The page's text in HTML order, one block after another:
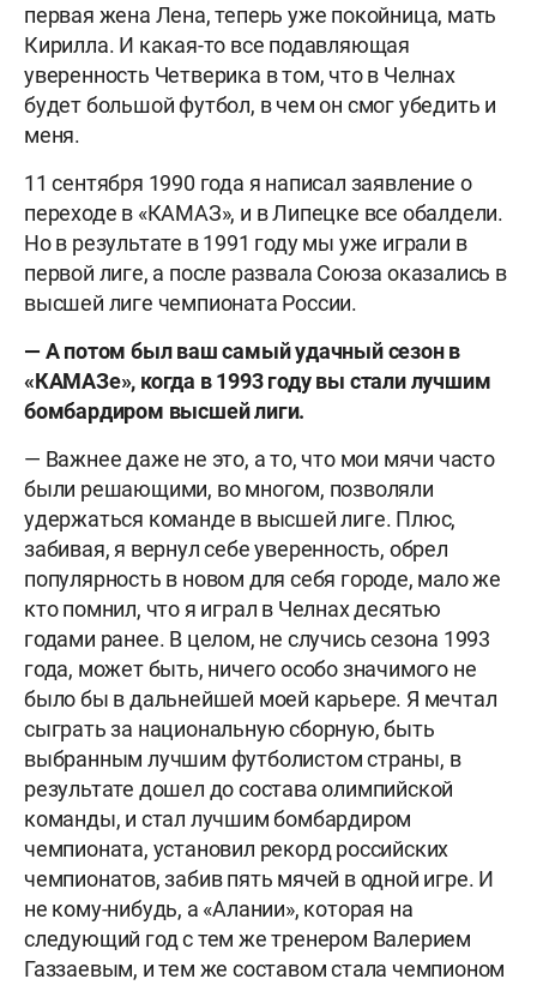
первая жена Лена, теперь уже покойница, мать
Кирилла. И какая-то все подавляющая
уверенность Четверика в том, что в Челнах
будет большой футбол, в чем он смог убедить и
меня.
11 сентября 1990 года я написал заявление о
переходе в «КАМАЗ», и в Липецке все обалдели.
Но в результате в 1991 году мы уже играли в
первой лиге, а после развала Союза оказались в
высшей лиге чемпионата России.
— А потом был ваш самый удачный сезон в
«КАМАЗе», когда в 1993 году вы стали лучшим
бомбардиром высшей лиги.
— Важнее даже не это, а то, что мои мячи часто
были решающими, во многом, позволяли
удержаться команде в высшей лиге. Плюс,
забивая, я вернул себе уверенность, обрел
популярность в новом для себя городе, мало же
кто помнил, что я играл в Челнах десятью
годами ранее. В целом, не случись сезона 1993
года, может быть, ничего особо значимого не
было бы в дальнейшей моей карьере. Я мечтал
сыграть за национальную сборную, быть
выбранным лучшим футболистом страны, в
результате дошел до состава олимпийской
команды, и стал лучшим бомбардиром
чемпионата, установил рекорд российских
чемпионатов, забив пять мячей в одной игре. И
не кому-нибудь, а «Алании», которая на
следующий год с тем же тренером Валерием
Газзаевым, и тем же составом стала чемпионом